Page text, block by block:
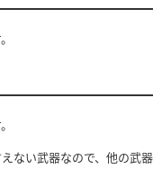
ない武器なので、他の武器